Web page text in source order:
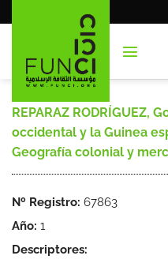
al
REPARAZ RODRÍGUEZ,
occidental y la Guinea
Geografía colonial y
Nº Registro: 67863
Año: 1
Descriptores: